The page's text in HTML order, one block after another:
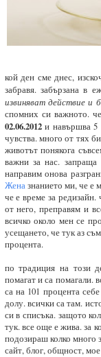
кой ден сме днес,
забравя. забързана в
извиняват действие и
спомних си важното.
02.06.2012и навършва 5
чувства. много от тях
животът понякога
важни за нас.
направим онова
Женазнанието ми, че е
че е време за
от него, преправям и
всичко около мен се
усещането, че тук аз
процента.
по традиция на този
помагат и са помагали.
са на 101 процента
долу. всички са там.
си в списъка. защото
тук. все още е жива. за
подозираш колко много
сайт, блог, общност,